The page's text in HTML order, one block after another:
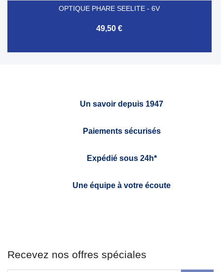
OPTIQUE PHARE SEELITE - 6V
49,50 €
Un savoir depuis 1947
Paiements sécurisés
Expédié sous 24h*
Une équipe à votre écoute
Recevez nos offres spéciales